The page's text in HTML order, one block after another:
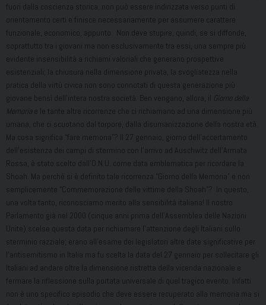
fuori dalla coscienza storica, non può essere indirizzata verso punti di
orientamento certi e finisce necessariamente per assumere carattere
funzionale, economico, appunto. Non deve stupire, quindi, se si diffonde,
soprattutto tra i giovani ma non esclusivamente tra essi, una sempre più
evidente insensibilità a richiami valoriali che generano prospettive
esistenziali; la chiusura nella dimensione privata, la svogliatezza nella
pratica della virtù civica non sono connotati di questa generazione più
giovane bensì dell’intera nostra società. Ben vengano, allora, il Giorno della
Memoria e le tante altre ricorrenze che ci richiamano ad una dimensione più
umana, che ci scuotano dal torpore, dalla disumanizzazione della nostra età.
Ma cosa significa “fare memoria”? Il 27 gennaio, giorno dell’accertamento
dell’esistenza dei campi di stermino con l’arrivo ad Auschwitz dell’Armata
Rossa, è stato scelto dall’O.N.U. come data emblematica per ricordare la
Shoah. Ma perché si è definito tale ricorrenza “Giorno della Memoria” e non
semplicemente “Commemorazione delle vittime della Shoah”? In questo,
una volta tanto, riconosciamo merito alla sensibilità italiana! Il nostro
Parlamento già nel 2000 (cinque anni prima dell’Assemblea delle Nazioni
Unite) scelse questa data per richiamare l’attenzione degli Italiani sullo
sterminio razziale; erano all’esame dei legislatori altre date significative per
l’antisemitismo in Italia ma fu scelta la data del 27 gennaio per sollecitare gli
Italiani ad andare oltre la dimensione ristretta della vicenda nazionale e
fermare la riflessione sulla portata universale di quel tragico evento. Infatti
non è uno specifico episodio che deve essere recuperato alla memoria ma si